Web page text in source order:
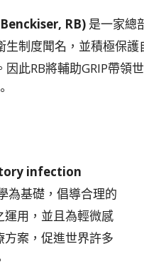
RB) 是一家總
生制度聞名，並積極保
此RB將輔助GRIP帶領
infection
為基礎，倡導合理的
用，並且為輕微感
案，促進世界許多